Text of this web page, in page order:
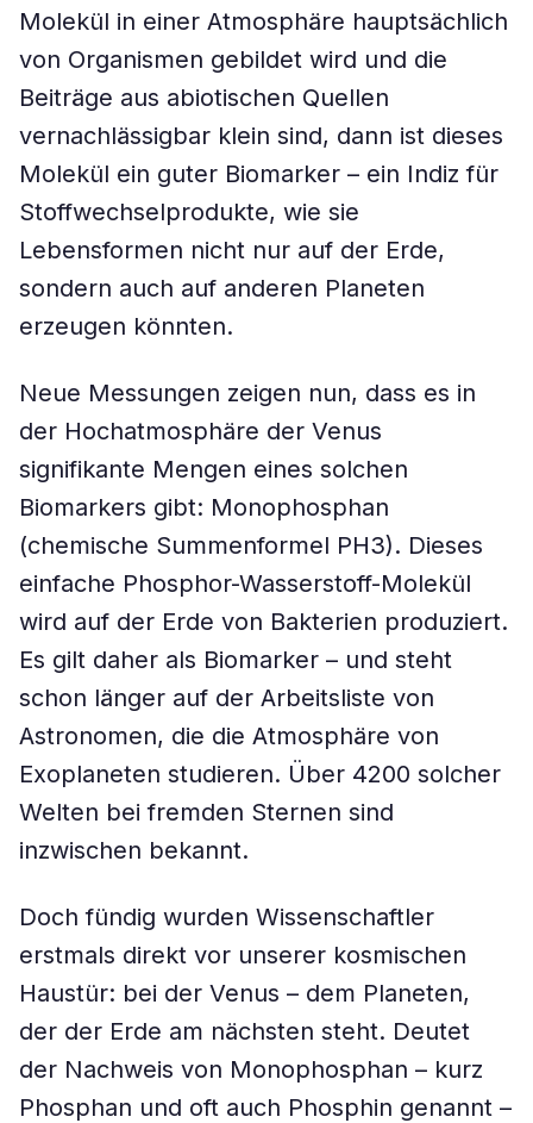
Molekül in einer Atmosphäre hauptsächlich
von Organismen gebildet wird und die
Beiträge aus abiotischen Quellen
vernachlässigbar klein sind, dann ist dieses
Molekül ein guter Biomarker – ein Indiz für
Stoffwechselprodukte, wie sie
Lebensformen nicht nur auf der Erde,
sondern auch auf anderen Planeten
erzeugen könnten.
Neue Messungen zeigen nun, dass es in
der Hochatmosphäre der Venus
signifikante Mengen eines solchen
Biomarkers gibt: Monophosphan
(chemische Summenformel PH3). Dieses
einfache Phosphor-Wasserstoff-Molekül
wird auf der Erde von Bakterien produziert.
Es gilt daher als Biomarker – und steht
schon länger auf der Arbeitsliste von
Astronomen, die die Atmosphäre von
Exoplaneten studieren. Über 4200 solcher
Welten bei fremden Sternen sind
inzwischen bekannt.
Doch fündig wurden Wissenschaftler
erstmals direkt vor unserer kosmischen
Haustür: bei der Venus – dem Planeten,
der der Erde am nächsten steht. Deutet
der Nachweis von Monophosphan – kurz
Phosphan und oft auch Phosphin genannt –